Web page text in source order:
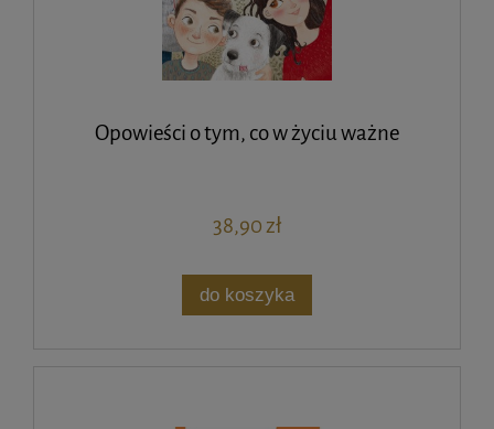
Opowieści o tym, co w życiu ważne
38,90 zł
do koszyka